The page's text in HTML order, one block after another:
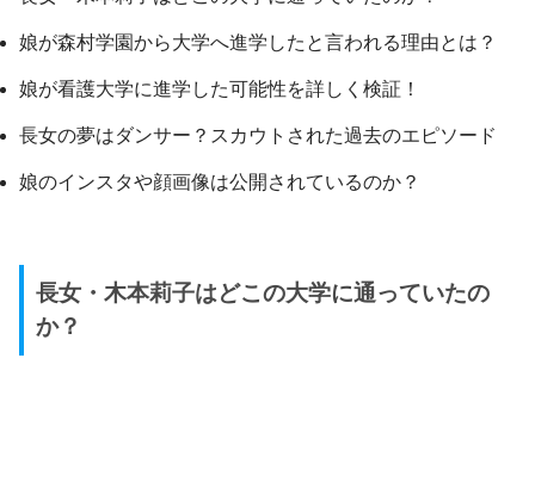
娘が森村学園から大学へ進学したと言われる理由とは？
娘が看護大学に進学した可能性を詳しく検証！
長女の夢はダンサー？スカウトされた過去のエピソード
娘のインスタや顔画像は公開されているのか？
長女・木本莉子はどこの大学に通っていたの
か？